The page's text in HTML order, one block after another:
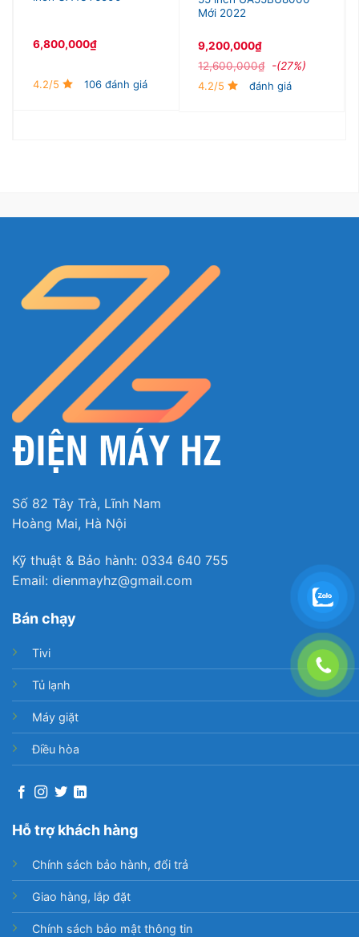
6,800,000₫
4.2/5 106 đánh giá
Mới 2022
9,200,000₫
12,600,000₫ -(27%)
4.2/5
đánh giá
Số 82 Tây Trà, Lĩnh Nam
Hoàng Mai, Hà Nội
Kỹ thuật & Bảo hành: 0334 640 755
Email: dienmayhz@gmail.com
Bán chạy
Tivi
Tủ lạnh
Máy giặt
Điều hòa
Hỗ trợ khách hàng
Chính sách bảo hành, đổi trả
Giao hàng, lắp đặt
Chính sách bảo mật thông tin